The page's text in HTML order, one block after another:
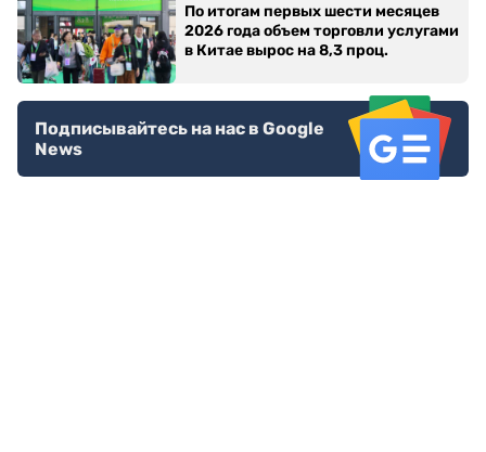
По итогам первых шести месяцев
2026 года объем торговли услугами
в Китае вырос на 8,3 проц.
Подписывайтесь на нас в Google
News